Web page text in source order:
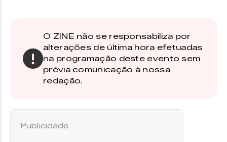
O ZINE não se responsabiliza por
alterações de última hora efetuadas
na programação deste evento sem
prévia comunicação à nossa
redação.
Publicidade